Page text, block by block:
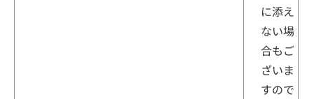
に添え
ない場
合もご
ざいま
すので